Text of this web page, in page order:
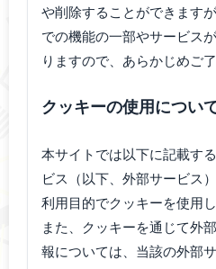
や削除することができます
での機能の一部やサービス
りますので、あらかじめご
クッキーの使用につい
本サイトでは以下に記載す
ビス（以下、外部サービス
利用目的でクッキーを使用し
また、クッキーを通じて外
報については、当該の外部